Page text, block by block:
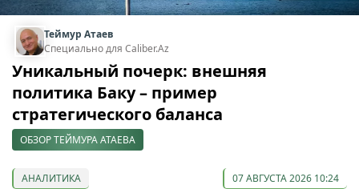
Теймур Атаев
Специально для Caliber.Az
Уникальный почерк: внешняя
политика Баку – пример
стратегического баланса
ОБЗОР ТЕЙМУРА АТАЕВА
АНАЛИТИКА 07 АВГУСТА 2026 10:24